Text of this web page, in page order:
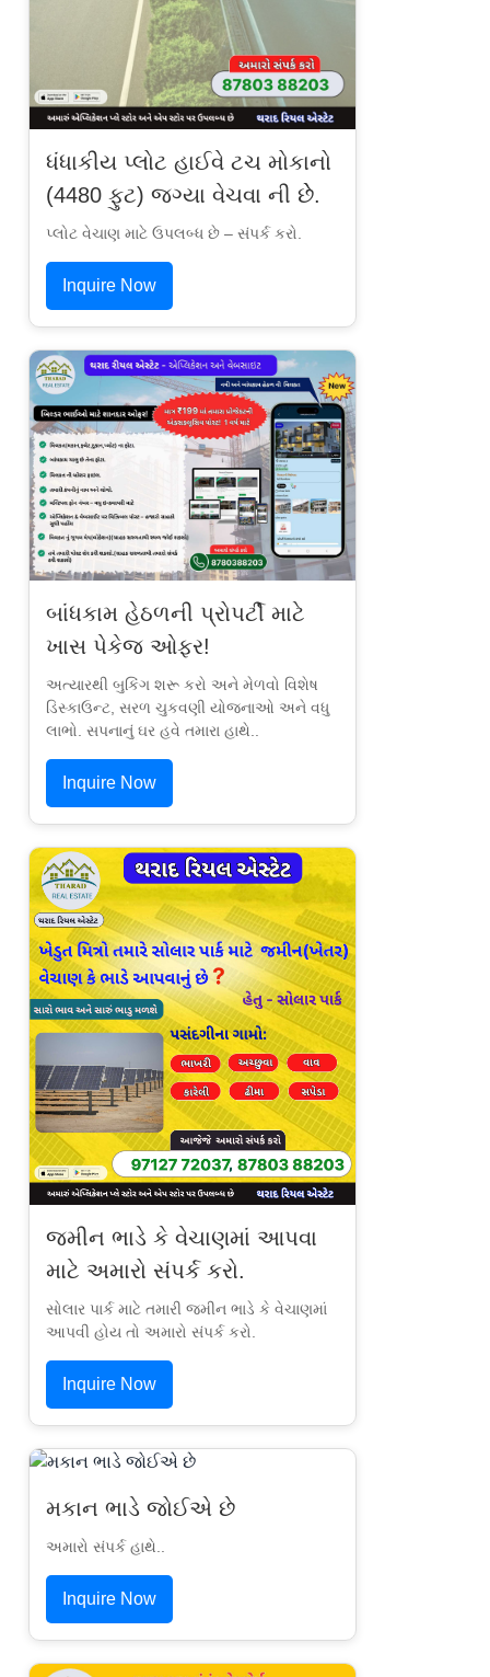
ધંધાકીય પ્લોટ હાઈવે ટચ મોકાનો
(4480 ફુટ) જગ્યા વેચવા ની છેે.
પ્લોટ વેચાણ માટે ઉપલબ્ધ છે – સંપર્ક કરો.
Inquire Now
બાંધકામ હેઠળની પ્રોપર્ટી માટે
ખાસ પેકેજ ઓફર!
અત્યારથી બુકિંગ શરૂ કરો અને મેળવો વિશેષ
ડિસ્કાઉન્ટ, સરળ ચુકવણી યોજનાઓ અને વધુ
લાભો. સપનાનું ઘર હવે તમારા હાથે..
Inquire Now
જમીન ભાડે કે વેચાણમાં આપવા
માટે અમારો સંપર્ક કરો.
સોલાર પાર્ક માટે તમારી જમીન ભાડે કે વેચાણમાં
આપવી હોય તો અમારો સંપર્ક કરો.
Inquire Now
મકાન ભાડે જોઈએ છે
અમારો સંપર્ક હાથે..
Inquire Now